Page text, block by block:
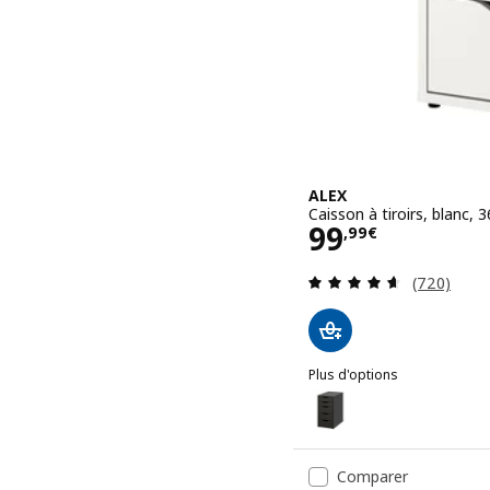
ALEX
Caisson à tiroirs, blanc,
99,99€
Prix 99,99€
(720)
Plus d'options
ALEX
Option : ALEX, Caisson
Option : ALEX, Caisson
Comparer